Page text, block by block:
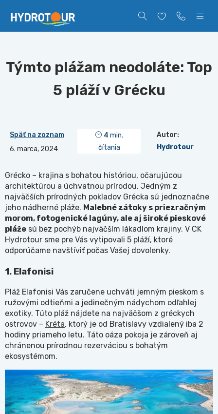
Týmto plážam neodoláte: Top
5 pláží v Grécku
Späť na zoznam
6. marca, 2024
4 min.
čítania
Autor:
Hydrotour
Grécko – krajina s bohatou históriou, očarujúcou
architektúrou a úchvatnou prírodou. Jedným z
najväčších prírodných pokladov Grécka sú jednoznačne
jeho nádherné pláže. Malebné zátoky s priezračným
morom, fotogenické lagúny, ale aj široké pieskové
pláže sú bez pochýb najväčším lákadlom krajiny. V CK
Hydrotour sme pre Vás vytipovali 5 pláží, ktoré
odporúčame navštíviť počas Vašej dovolenky.
1. Elafonisi
Pláž Elafonisi Vás zaručene uchváti jemným pieskom s
ružovými odtieňmi a jedinečným nádychom odľahlej
exotiky. Túto pláž nájdete na najväčšom z gréckych
ostrovov – Kréta, ktorý je od Bratislavy vzdialený iba 2
hodiny priameho letu. Táto oáza pokoja je zároveň aj
chránenou prírodnou rezerváciou s bohatým
ekosystémom.